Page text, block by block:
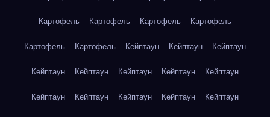
Картофель Картофель Картофель Картофель
Картофель Картофель Кейптаун Кейптаун Кейптаун
Кейптаун Кейптаун Кейптаун Кейптаун Кейптаун
Кейптаун Кейптаун Кейптаун Кейптаун Кейптаун